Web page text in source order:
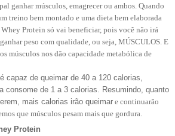
ganhar músculos, emagrecer ou ambos. Quando
treino bem montado e uma dieta bem elaborada
Protein só vai beneficiar, pois você não irá
peso com qualidade, ou seja, MÚSCULOS. E
músculos nos dão capacidade metabólica de
de queimar de 40 a 120 calorias,
consome de 1 a 3 calorias. Resumindo, quanto
mais calorias irão queimar e continuarão
que músculos pesam mais que gordura.
Protein